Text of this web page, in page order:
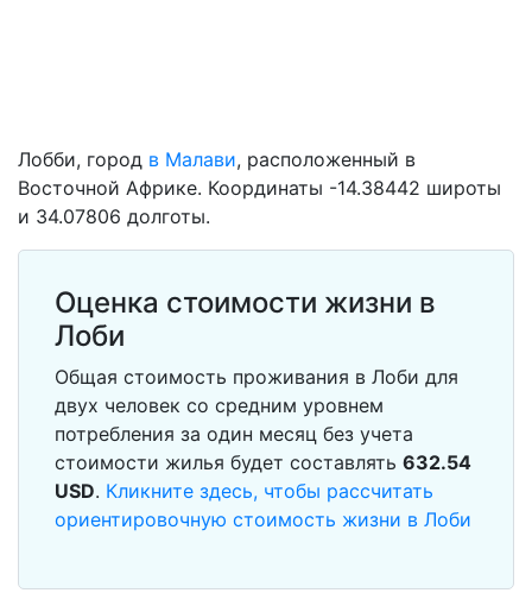
Лобби, город в Малави, расположенный в
Восточной Африке. Координаты -14.38442 широты
и 34.07806 долготы.
Оценка стоимости жизни в
Лоби
Общая стоимость проживания в Лоби для
двух человек со средним уровнем
потребления за один месяц без учета
стоимости жилья будет составлять 632.54
USD. Кликните здесь, чтобы рассчитать
ориентировочную стоимость жизни в Лоби